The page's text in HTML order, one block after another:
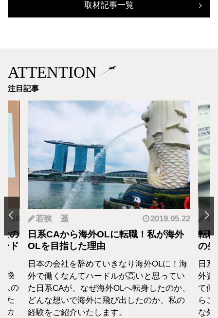
取材記事一覧
ATTENTION
注目記事
の
ド
換
人の
た
カ
若狭 遥 2019.05.22
日系CAから海外OLに転職！私が海外
OLを目指した理由
日本の会社を辞めていきなり海外OLに！海
外で働くなんてハードルが高いと思ってい
た日系CAが、なぜ海外OLへ転身したのか、
どんな想いで海外に飛び出したのか、私の
経験をご紹介いたします。
羽
転
の
日
外資
て働
らこ
な外